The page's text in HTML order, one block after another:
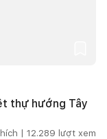
thự hướng Tây
| 12.289 lượt xem